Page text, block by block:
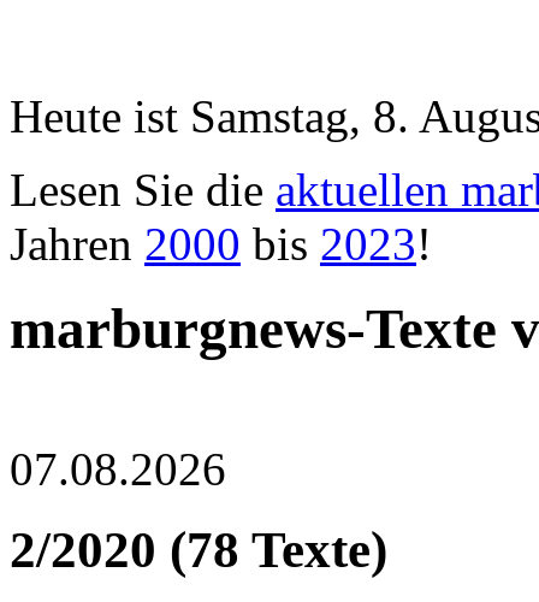
Heute ist Samstag, 8.
Lesen Sie die aktuellen
Jahren 2000 bis 2023!
marburgnews-Texte
07.08.2026
2/2020 (78 Texte)